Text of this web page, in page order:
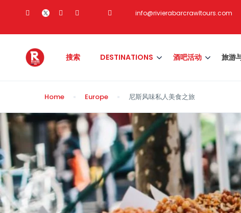
info@rivierabarcrawltours.com
搜索 DESTINATIONS 酒吧活动 旅游
Home Europe 尼斯风味私人美食之旅